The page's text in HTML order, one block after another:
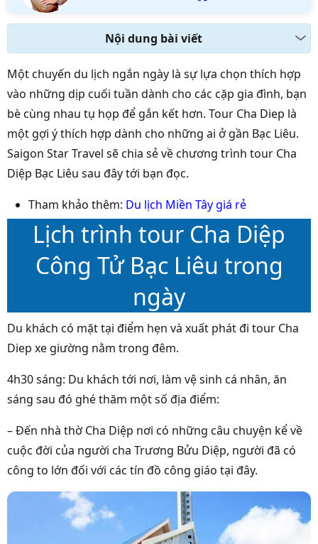
Nội dung bài viết
Một chuyến du lịch ngắn ngày là sự lựa chọn thích hợp
vào những dịp cuối tuần dành cho các cặp gia đình, bạn
bè cùng nhau tụ họp để gắn kết hơn. Tour Cha Diep là
một gợi ý thích hợp dành cho những ai ở gần Bạc Liêu.
Saigon Star Travel sẽ chia sẻ về chương trình tour Cha
Diệp Bạc Liêu sau đây tới bạn đọc.
Tham khảo thêm: Du lịch Miền Tây giá rẻ
Lịch trình tour Cha Diệp
Công Tử Bạc Liêu trong
ngày
Du khách có mặt tại điểm hẹn và xuất phát đi tour Cha
Diep xe giường nằm trong đêm.
4h30 sáng: Du khách tới nơi, làm vệ sinh cá nhân, ăn
sáng sau đó ghé thăm một số địa điểm:
– Đến nhà thờ Cha Diệp nơi có những câu chuyện kể về
cuộc đời của người cha Trương Bửu Diệp, người đã có
công to lớn đối với các tín đồ công giáo tại đây.